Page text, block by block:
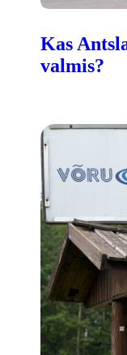
Kas
valmis?